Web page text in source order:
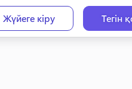
Жүйеге кіру
Тегін